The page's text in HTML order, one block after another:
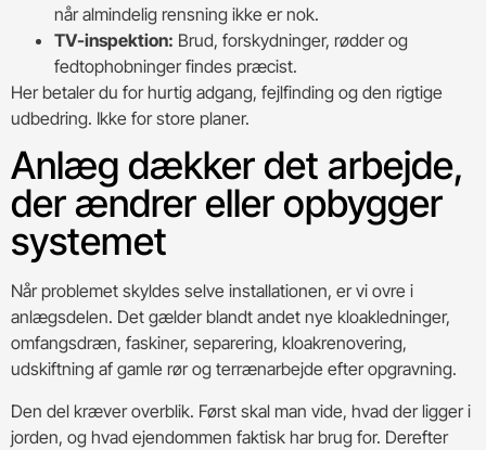
når almindelig rensning ikke er nok.
TV-inspektion: Brud, forskydninger, rødder og
fedtophobninger findes præcist.
Her betaler du for hurtig adgang, fejlfinding og den rigtige
udbedring. Ikke for store planer.
Anlæg dækker det arbejde,
der ændrer eller opbygger
systemet
Når problemet skyldes selve installationen, er vi ovre i
anlægsdelen. Det gælder blandt andet nye kloakledninger,
omfangsdræn, faskiner, separering, kloakrenovering,
udskiftning af gamle rør og terrænarbejde efter opgravning.
Den del kræver overblik. Først skal man vide, hvad der ligger i
jorden, og hvad ejendommen faktisk har brug for. Derefter